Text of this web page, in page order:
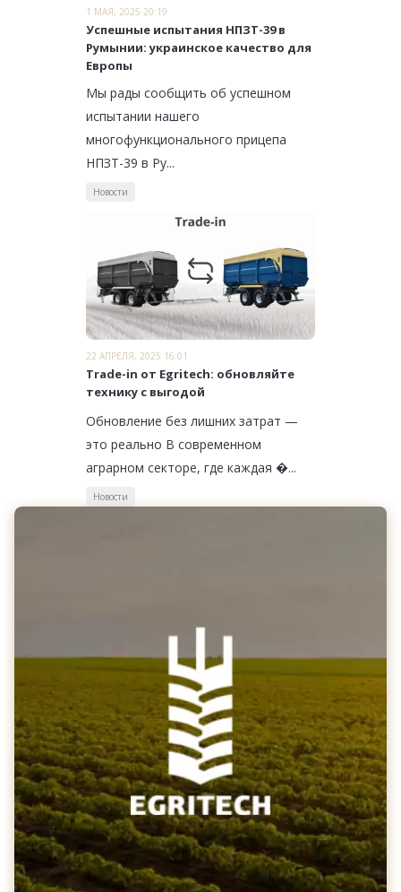
1 МАЯ, 2025 20:19
Успешные испытания НПЗТ-39 в
Румынии: украинское качество для
Европы
Мы рады сообщить об успешном
испытании нашего
многофункционального прицепа
НПЗТ-39 в Ру...
Новости
22 АПРЕЛЯ, 2025 16:01
Trade-in от Egritech: обновляйте
технику с выгодой
Обновление без лишних затрат —
это реально В современном
аграрном секторе, где каждая �...
Новости